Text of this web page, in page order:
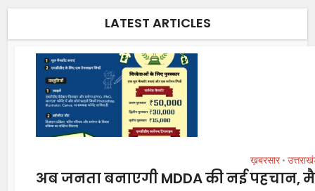
LATEST ARTICLES
ख़बरसार •
अब जनता बनाएगी MDDA की नई पहचान,